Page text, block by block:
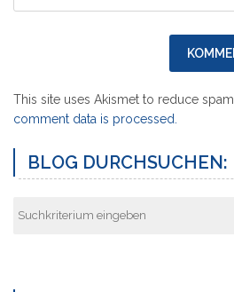
This site uses Akismet to reduce spam.
comment data is processed.
BLOG DURCHSUCHEN: